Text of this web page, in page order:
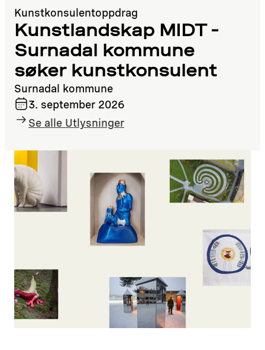
Kunstkonsulentoppdrag
Kunstlandskap MIDT -
Surnadal kommune
søker kunstkonsulent
Surnadal kommune
3. september 2026
Se alle Utlysninger